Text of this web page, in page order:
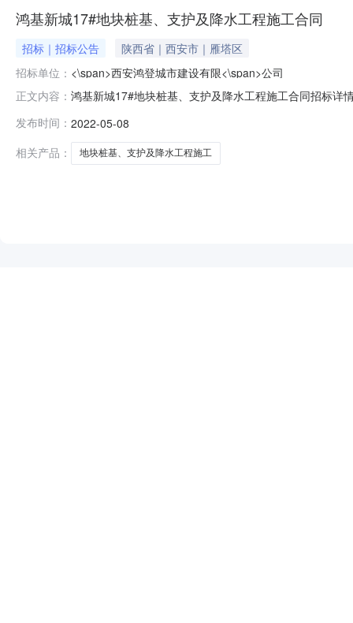
鸿基新城17#地块桩基、支护及降水工程施工合同
招标｜招标公告
陕西省｜西安市｜雁塔区
招标单位： <\span>西安鸿登城市建设有限<\span>公司
正文内容： 鸿基新城17#地块桩基、支护及降水工程施工合同招标详
点：陕西省西安市科技五路，皂河绿化带以西，经十二
5、标段数：本工程共分一个标段。
发布时间： 2022-05-08
相关产品：
地块桩基、支护及降水工程施工